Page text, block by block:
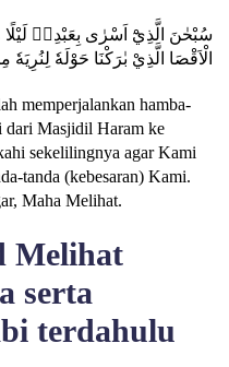
سُبْحٰنَ الَّذِيْٓ اَسْرٰى بِعَبْدِهٖ لَيْلًا
الْاَقْصَا الَّذِيْ بٰرَكْنَا حَوْلَهٗ لِنُرِيَهٗ
memperjalankan hamba-
dari Masjidil Haram ke
sekelilingnya agar Kami
tanda (kebesaran) Kami.
Maha Melihat.
Melihat
serta
terdahulu